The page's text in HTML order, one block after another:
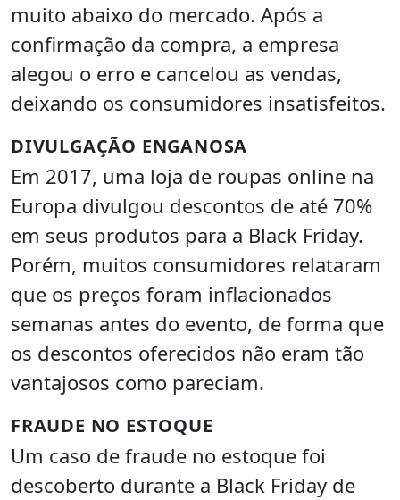
muito abaixo do mercado. Após a
confirmação da compra, a empresa
alegou o erro e cancelou as vendas,
deixando os consumidores insatisfeitos.
DIVULGAÇÃO ENGANOSA
Em 2017, uma loja de roupas online na
Europa divulgou descontos de até 70%
em seus produtos para a Black Friday.
Porém, muitos consumidores relataram
que os preços foram inflacionados
semanas antes do evento, de forma que
os descontos oferecidos não eram tão
vantajosos como pareciam.
FRAUDE NO ESTOQUE
Um caso de fraude no estoque foi
descoberto durante a Black Friday de